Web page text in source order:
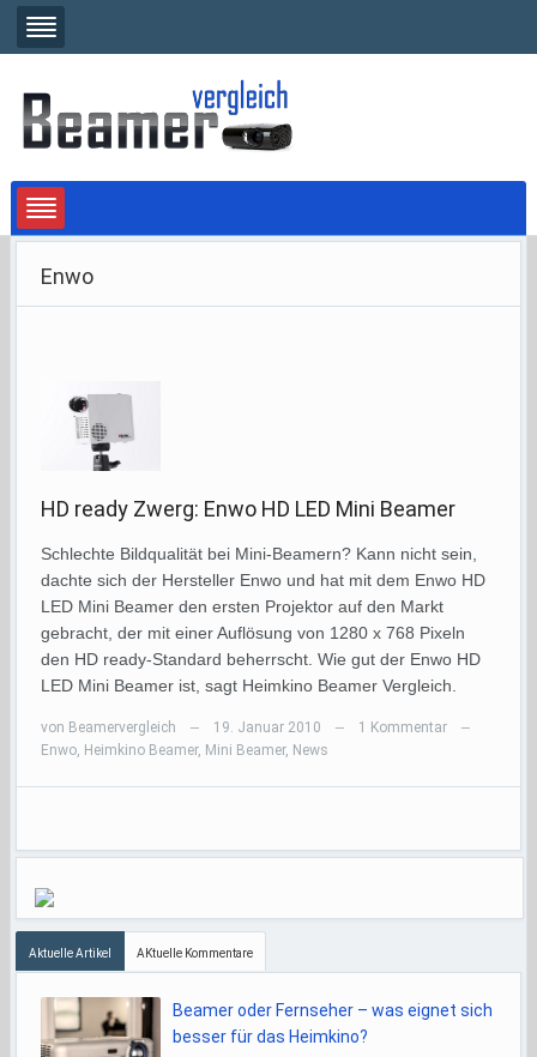
Enwo
HD ready Zwerg: Enwo HD LED Mini Beamer
Schlechte Bildqualität bei Mini-Beamern? Kann nicht sein,
dachte sich der Hersteller Enwo und hat mit dem Enwo HD
LED Mini Beamer den ersten Projektor auf den Markt
gebracht, der mit einer Auflösung von 1280 x 768 Pixeln
den HD ready-Standard beherrscht. Wie gut der Enwo HD
LED Mini Beamer ist, sagt Heimkino Beamer Vergleich.
von Beamervergleich — 19. Januar 2010 — 1 Kommentar —
Enwo, Heimkino Beamer, Mini Beamer, News
Aktuelle Artikel AKtuelle Kommentare
Beamer oder Fernseher – was eignet sich
besser für das Heimkino?